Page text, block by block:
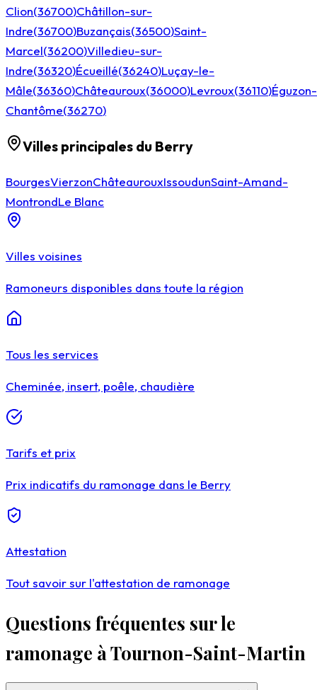
Clion(36700)Châtillon-sur-
Indre(36700)Buzançais(36500)Saint-
Marcel(36200)Villedieu-sur-
Indre(36320)Écueillé(36240)Luçay-le-
Mâle(36360)Châteauroux(36000)Levroux(36110)Éguzon-
Chantôme(36270)
Villes principales du Berry
BourgesVierzonChâteaurouxIssoudunSaint-Amand-
MontrondLe Blanc
Villes voisines
Ramoneurs disponibles dans toute la région
Tous les services
Cheminée, insert, poêle, chaudière
Tarifs et prix
Prix indicatifs du ramonage dans le Berry
Attestation
Tout savoir sur l'attestation de ramonage
Questions fréquentes sur le
ramonage à Tournon-Saint-Martin